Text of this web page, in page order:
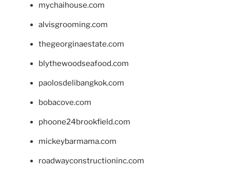
mychaihouse.com
alvisgrooming.com
thegeorginaestate.com
blythewoodseafood.com
paolosdelibangkok.com
bobacove.com
phoone24brookfield.com
mickeybarmama.com
roadwayconstructioninc.com